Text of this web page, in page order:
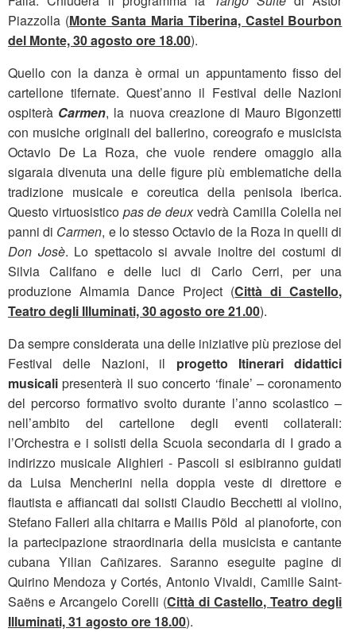
Piazzolla (Monte Santa Maria Tiberina, Castel Bourbon
del Monte, 30 agosto ore 18.00).
Quello con la danza è ormai un appuntamento fisso del
cartellone tifernate. Quest’anno il Festival delle Nazioni
ospiterà Carmen, la nuova creazione di Mauro Bigonzetti
con musiche originali del ballerino, coreografo e musicista
Octavio De La Roza, che vuole rendere omaggio alla
sigaraia divenuta una delle figure più emblematiche della
tradizione musicale e coreutica della penisola iberica.
Questo virtuosistico pas de deuxvedrà Camilla Colella nei
panni di Carmen, e lo stesso Octavio de la Roza in quelli di
Don Josè. Lo spettacolo si avvale inoltre dei costumi di
Silvia Califano e delle luci di Carlo Cerri, per una
produzione Almamia Dance Project (Città di Castello,
Teatro degli Illuminati, 30 agosto ore 21.00).
Da sempre considerata una delle iniziative più preziose del
Festival delle Nazioni, il progetto Itinerari didattici
musicali presenterà il suo concerto ‘finale’ – coronamento
del percorso formativo svolto durante l’anno scolastico –
nell’ambito del cartellone degli eventi collaterali:
l’Orchestra e i solisti della Scuola secondaria di I grado a
indirizzo musicale Alighieri - Pascoli si esibiranno guidati
da Luisa Mencherini nella doppia veste di direttore e
flautista e affiancati dai solisti Claudio Becchetti al violino,
Stefano Falleri alla chitarra e Mailis Põld al pianoforte, con
la partecipazione straordinaria della musicista e cantante
cubana Yilian Cañizares. Saranno eseguite pagine di
Quirino Mendoza y Cortés, Antonio Vivaldi, Camille Saint-
Saëns e Arcangelo Corelli (Città di Castello, Teatro degli
Illuminati, 31 agosto ore 18.00).